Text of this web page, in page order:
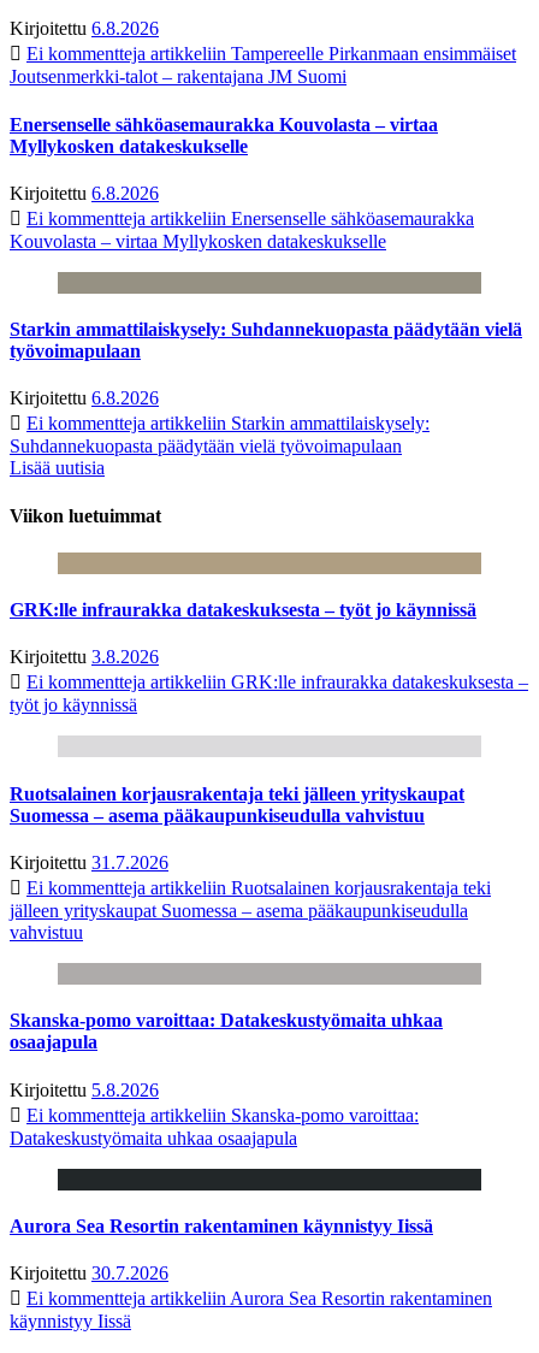
Kirjoitettu 6.8.2026
Ei kommentteja artikkeliin Tampereelle Pirkanmaan ensimmäiset
Joutsenmerkki-talot – rakentajana JM Suomi
Enersenselle sähköasemaurakka Kouvolasta – virtaa
Myllykosken datakeskukselle
Kirjoitettu 6.8.2026
Ei kommentteja artikkeliin Enersenselle sähköasemaurakka
Kouvolasta – virtaa Myllykosken datakeskukselle
Starkin ammattilaiskysely: Suhdannekuopasta päädytään vielä
työvoimapulaan
Kirjoitettu 6.8.2026
Ei kommentteja artikkeliin Starkin ammattilaiskysely:
Suhdannekuopasta päädytään vielä työvoimapulaan
Lisää uutisia
Viikon luetuimmat
GRK:lle infraurakka datakeskuksesta – työt jo käynnissä
Kirjoitettu 3.8.2026
Ei kommentteja artikkeliin GRK:lle infraurakka datakeskuksesta –
työt jo käynnissä
Ruotsalainen korjausrakentaja teki jälleen yrityskaupat
Suomessa – asema pääkaupunkiseudulla vahvistuu
Kirjoitettu 31.7.2026
Ei kommentteja artikkeliin Ruotsalainen korjausrakentaja teki
jälleen yrityskaupat Suomessa – asema pääkaupunkiseudulla
vahvistuu
Skanska-pomo varoittaa: Datakeskustyömaita uhkaa
osaajapula
Kirjoitettu 5.8.2026
Ei kommentteja artikkeliin Skanska-pomo varoittaa:
Datakeskustyömaita uhkaa osaajapula
Aurora Sea Resortin rakentaminen käynnistyy Iissä
Kirjoitettu 30.7.2026
Ei kommentteja artikkeliin Aurora Sea Resortin rakentaminen
käynnistyy Iissä